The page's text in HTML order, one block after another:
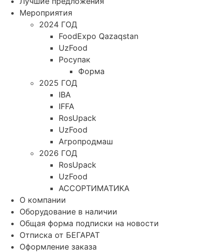
Мероприятия
2024 ГОД
FoodExpo Qazaqstan
UzFood
Росупак
Форма
2025 ГОД
IBA
IFFA
RosUpack
UzFood
Агропродмаш
2026 ГОД
RosUpack
UzFood
АССОРТИМАТИКА
О компании
Оборудование в наличии
Общая форма подписки на новости
Отписка от БЕГАРАТ
Оформление заказа